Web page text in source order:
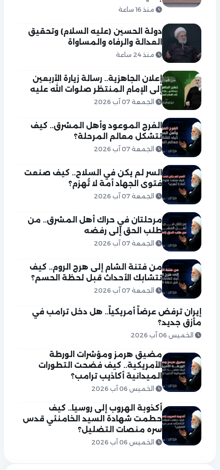
منذ 16 ساعة
دولة الحسين (عليه السلام) وتحقيق
العدالة والرفاه والمساواة
منذ 24 ساعة
إعلان الجاهزية.. رسالة زيارة الأربعين
إلى الإمام المنتظر صلوات الله عليه
الجمعة 07 آب 2026
الفرج الموعود وأهل المشرق.. كيف
تتشكل معالم المرحلة؟
الجمعة 07 آب 2026
السر لم يكن في السلاح.. كيف صنعت
فتوى الجهاد أمة لا تُهزم؟
الجمعة 07 آب 2026
مرحلتان في حراك أهل المشرق.. من
طلب الحق إلى رفضه
الجمعة 07 آب 2026
من فتنة الشام إلى هرج الروم.. كيف
تتشابك الأحداث قبل لحظة الحسم؟
الجمعة 07 آب 2026
إيران ترفض عرضاً أمريكياً.. هل دخل ترامب في
مأزق جديد؟
الخميس 06 آب 2026
مضيق هرمز ومؤشرات الورطة
الأمريكية.. كيف فضحت التطورات
الميدانية أكاذيب ترامب؟
الخميس 06 آب 2026
أكذوبة الهروب إلى روسيا.. كيف
حطمت شهادة السيد الخامنئي قدس
سره منصات التضليل؟
الخميس 06 آب 2026